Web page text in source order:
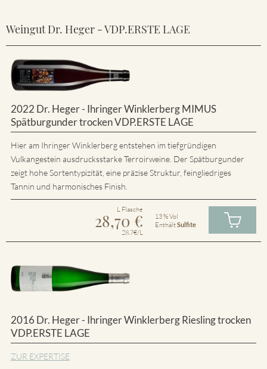
Weingut Dr. Heger - VDP.ERSTE LAGE
2022 Dr. Heger - Ihringer Winklerberg MIMUS
Spätburgunder trocken VDP.ERSTE LAGE
Hier am Ihringer Winklerberg entstehen im tiefgründigen
Vulkangestein ausdrucksstarke Terroirweine. Der Spätburgunder
zeigt hohe Sortentypizität, eine präzise Struktur, feingliedriges
Tannin und harmonisches Finish.
L Flasche
28,70 €
28.7€/L
13 % Vol
EnthältSulfite
2016 Dr. Heger - Ihringer Winklerberg Riesling trocken
VDP.ERSTE LAGE
ZUR EXPERTISE